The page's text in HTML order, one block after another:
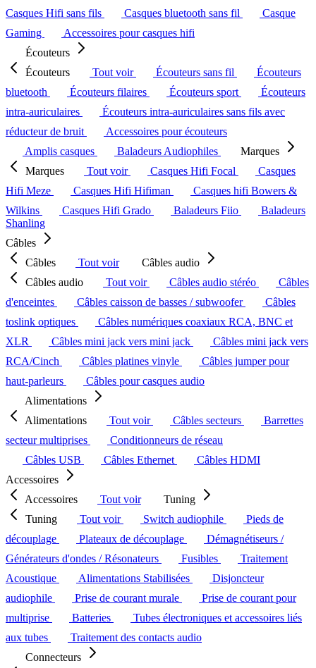
Casques Hifi sans fils
Casques bluetooth sans fil
Casque
Gaming
Accessoires pour casques hifi
Écouteurs
Écouteurs
Tout voir Écouteurs sans fil
Écouteurs
bluetooth
Écouteurs filaires Écouteurs sport
Écouteurs
intra-auriculaires
Écouteurs intra-auriculaires sans fils avec
réducteur de bruit
Accessoires pour écouteurs
Amplis casques
Baladeurs Audiophiles
Marques
Marques
Tout voir Casques Hifi Focal
Casques
Hifi Meze
Casques Hifi Hifiman
Casques hifi Bowers &
Wilkins
Casques Hifi Grado Baladeurs Fiio
Baladeurs
Shanling
Câbles
Câbles
Tout voir
Câbles audio
Câbles audio
Tout voir Câbles audio stéréo
Câbles
d'enceintes
Câbles caisson de basses / subwoofer
Câbles
toslink optiques
Câbles numériques coaxiaux RCA, BNC et
XLR
Câbles mini jack vers mini jack
Câbles mini jack vers
RCA/Cinch
Câbles platines vinyle
Câbles jumper pour
haut-parleurs
Câbles pour casques audio
Alimentations
Alimentations
Tout voir Câbles secteurs
Barrettes
secteur multiprises
Conditionneurs de réseau
Câbles USB
Câbles Ethernet
Câbles HDMI
Accessoires
Accessoires
Tout voir
Tuning
Tuning
Tout voir Switch audiophile
Pieds de
découplage
Plateaux de découplage
Démagnétiseurs /
Générateurs d'ondes / Résonateurs
Fusibles
Traitement
Acoustique
Alimentations Stabilisées
Disjoncteur
audiophile
Prise de courant murale
Prise de courant pour
multiprise
Batteries
Tubes électroniques et accessoires liés
aux tubes
Traitement des contacts audio
Connecteurs